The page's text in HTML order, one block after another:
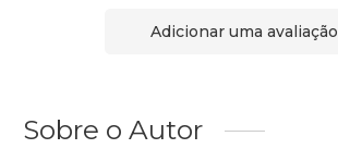
Adicionar uma avaliação
Sobre o Autor